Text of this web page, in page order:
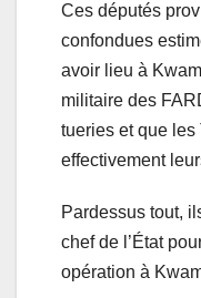
Ces députés
confondues
avoir lieu à
militaire des
tueries et que les
effectivement
Pardessus tout,
chef de l’État
opération à